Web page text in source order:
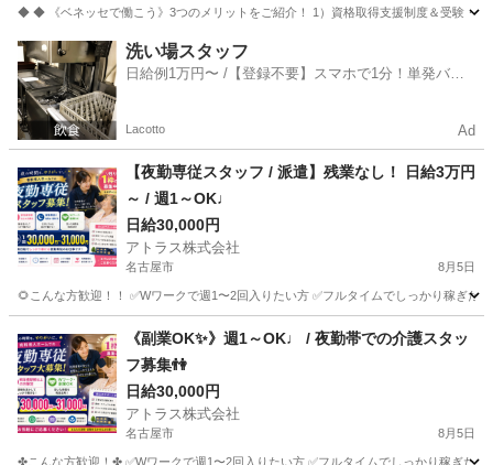
◆ ◆ 《ベネッセで働こう》3つのメリットをご紹介！ 1）資格取得支援制度＆受験・
愛知 名古屋市 大曽根駅 介護
洗い場スタッフ
日給例1万円〜 /【登録不要】スマホで1分！単発バイ
Lacotto Ad
【夜勤専従スタッフ / 派遣】残業なし！ 日給3万円
～ / 週1～OK♩
日給30,000円
アトラス株式会社
名古屋市 8月5日
🌻こんな方歓迎！！ ✅Wワークで週1〜2回入りたい方 ✅フルタイムでしっかり稼ぎ
介護
《副業OK✨》週1～OK♩ / 夜勤帯での介護スタッ
フ募集👫
日給30,000円
アトラス株式会社
名古屋市 8月5日
✤こんな方歓迎！✤ ✅Wワークで週1〜2回入りたい方 ✅フルタイムでしっかり稼ぎた